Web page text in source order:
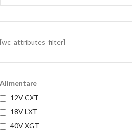
[wc_attributes_filter]
Alimentare
12V CXT
18V LXT
40V XGT